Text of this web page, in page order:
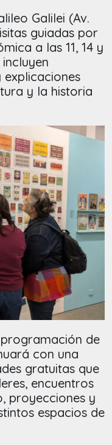
Galilei (Av.
guiadas por
a las 11, 14 y
y la historia
de
con una
gratuitas que
encuentros
proyecciones y
espacios de